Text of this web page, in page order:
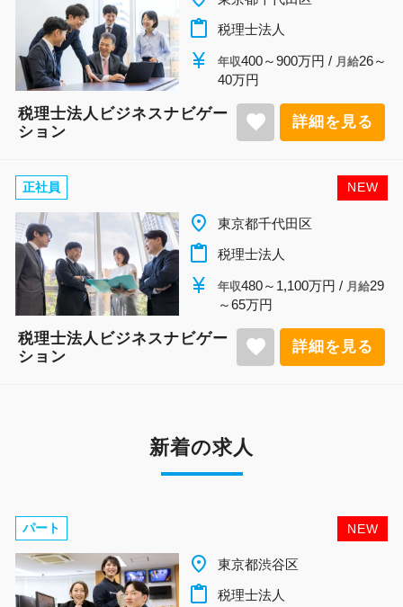
content_paste 税理士法人
currency_yen 年収400～900万円 / 月給26～
40万円
税理士法人ビジネスナビゲー
ション
favorite 詳細を見る
NEW
正社員
place 東京都千代田区
content_paste 税理士法人
currency_yen 年収480～1,100万円 / 月給29
～65万円
税理士法人ビジネスナビゲー
ション
favorite 詳細を見る
新着の求人
place 千葉県柏市
content_paste 税理士法人